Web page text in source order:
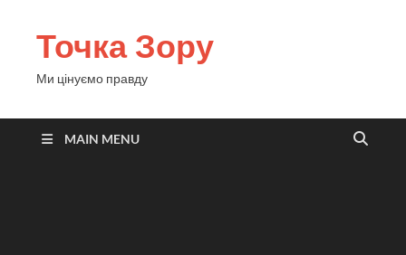
Точка Зору
Ми цінуємо правду
MAIN MENU